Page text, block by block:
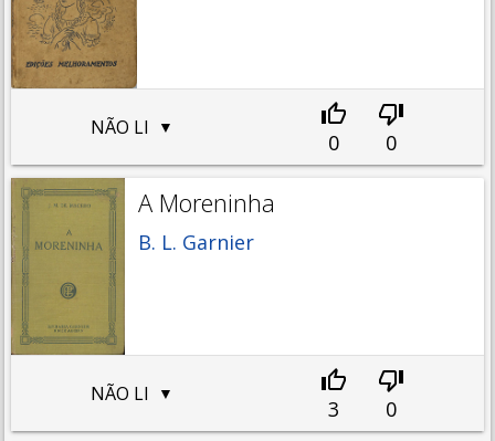
NÃO LI
0 0
A Moreninha
B. L. Garnier
NÃO LI
3 0